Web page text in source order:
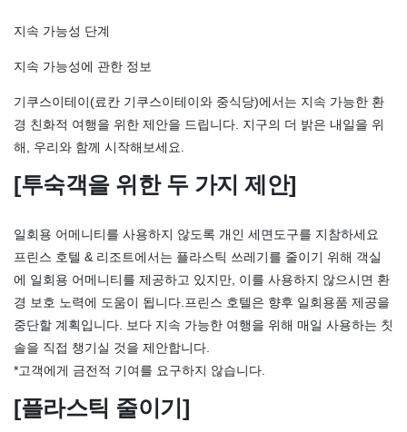
지속 가능성 단계
지속 가능성에 관한 정보
기쿠스이테이(료칸 기쿠스이테이와 중식당)에서는 지속 가능한 환
경 친화적 여행을 위한 제안을 드립니다. 지구의 더 밝은 내일을 위
해, 우리와 함께 시작해보세요.
[투숙객을 위한 두 가지 제안]
일회용 어메니티를 사용하지 않도록 개인 세면도구를 지참하세요
프린스 호텔 & 리조트에서는 플라스틱 쓰레기를 줄이기 위해 객실
에 일회용 어메니티를 제공하고 있지만, 이를 사용하지 않으시면 환
경 보호 노력에 도움이 됩니다.프린스 호텔은 향후 일회용품 제공을
중단할 계획입니다. 보다 지속 가능한 여행을 위해 매일 사용하는 칫
솔을 직접 챙기실 것을 제안합니다.
*고객에게 금전적 기여를 요구하지 않습니다.
[플라스틱 줄이기]